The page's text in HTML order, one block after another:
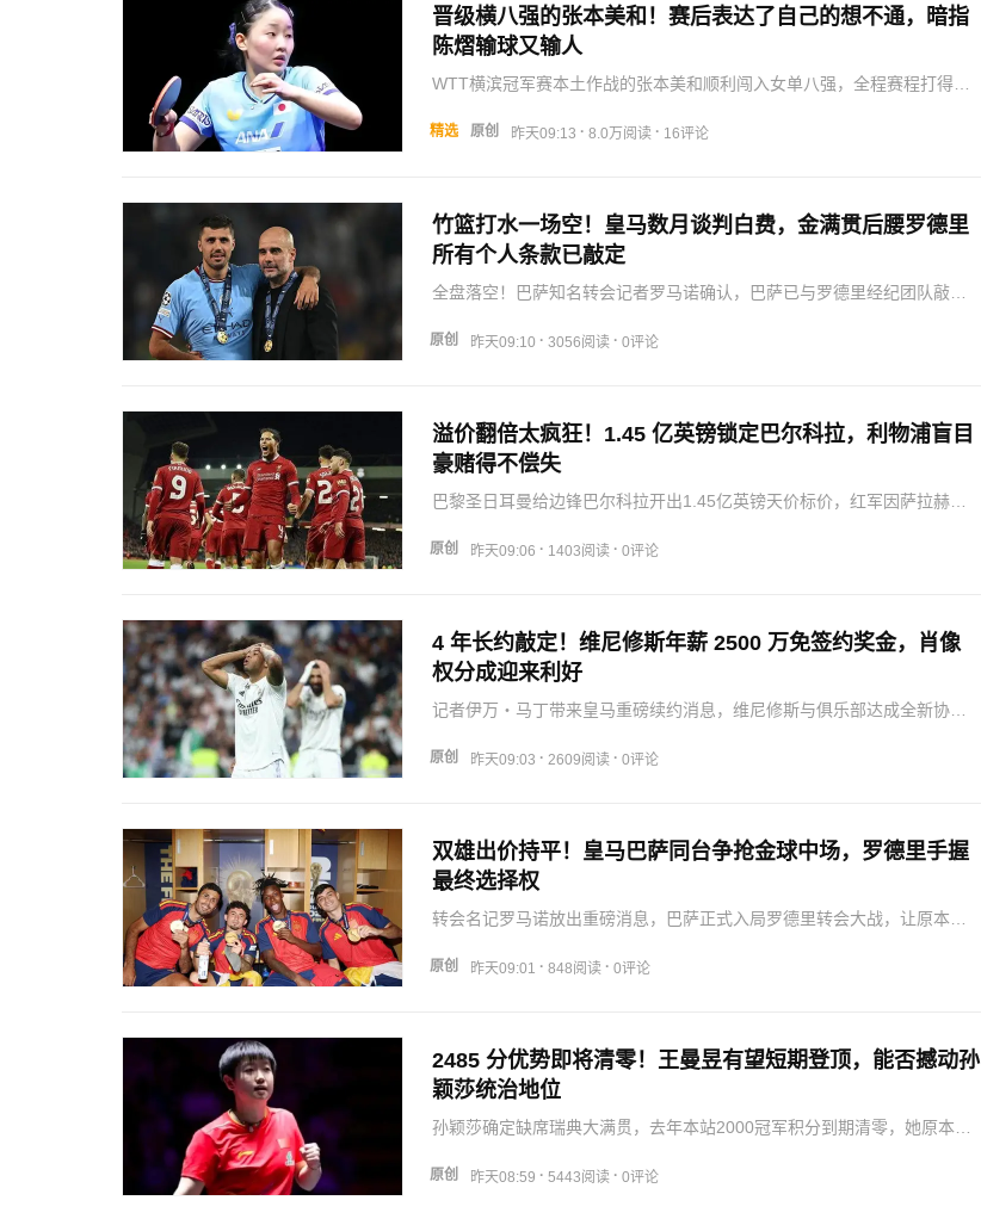
晋级横八强的张本美和！赛后表达了自己的想不通，暗指
陈熠输球又输人
WTT横滨冠军赛本土作战的张本美和顺利闯入女单八强，全程赛程打得格
才艰难拿下，对手中途申请医疗暂停，短暂中断也让她临场节奏出现波
精选 原创 昨天09:13 · 8.0万阅读 · 16评论
竹篮打水一场空！皇马数月谈判白费，金满贯后腰罗德里
所有个人条款已敲定
全盘落空！巴萨知名转会记者罗马诺确认，巴萨已与罗德里经纪团队敲定
加盟巴萨的个人意愿再无变动空间。此前皇马持续数周深度洽谈，本以为
原创 昨天09:10 · 3056阅读 · 0评论
溢价翻倍太疯狂！1.45 亿英镑锁定巴尔科拉，利物浦盲目
豪赌得不偿失
巴黎圣日耳曼给边锋巴尔科拉开出1.45亿英镑天价标价，红军因萨拉赫离
纷纷直言报价脱离实际，俱乐部应当果断叫停这场天价谈判。一年前利物
原创 昨天09:06 · 1403阅读 · 0评论
4 年长约敲定！维尼修斯年薪 2500 万免签约奖金，肖像
权分成迎来利好
记者伊万・马丁带来皇马重磅续约消息，维尼修斯与俱乐部达成全新协
判曾存在不小分歧，皇马主动抬高薪资报价，最终给到球员团队期待的
原创 昨天09:03 · 2609阅读 · 0评论
双雄出价持平！皇马巴萨同台争抢金球中场，罗德里手握
最终选择权
转会名记罗马诺放出重磅消息，巴萨正式入局罗德里转会大战，让原本趋
皇马持续和曼城磋商，双方敲定6500至7500万欧元转会区间，甚至和球员
原创 昨天09:01 · 848阅读 · 0评论
2485 分优势即将清零！王曼昱有望短期登顶，能否撼动孙
颖莎统治地位
孙颖莎确定缺席瑞典大满贯，去年本站2000冠军积分到期清零，她原本领
造难得窗口期。即便王曼昱凭借积分更迭短暂登上榜首，也只是赛制调整
原创 昨天08:59 · 5443阅读 · 0评论